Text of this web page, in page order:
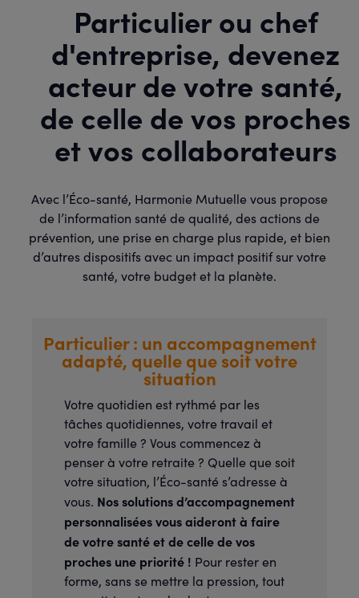
Particulier ou chef
d'entreprise, devenez
acteur de votre santé,
de celle de vos proches
et vos collaborateurs
Avec l’Éco-santé, Harmonie Mutuelle vous propose
de l’information santé de qualité, des actions de
prévention, une prise en charge plus rapide, et bien
d’autres dispositifs avec un impact positif sur votre
santé, votre budget et la planète.
Particulier : un accompagnement
adapté, quelle que soit votre
situation
Votre quotidien est rythmé par les
tâches quotidiennes, votre travail et
votre famille ? Vous commencez à
penser à votre retraite ? Quelle que soit
votre situation, l’Éco-santé s’adresse à
vous. Nos solutions d’accompagnement
personnalisées vous aideront à faire
de votre santé et de celle de vos
proches une priorité ! Pour rester en
forme, sans se mettre la pression, tout